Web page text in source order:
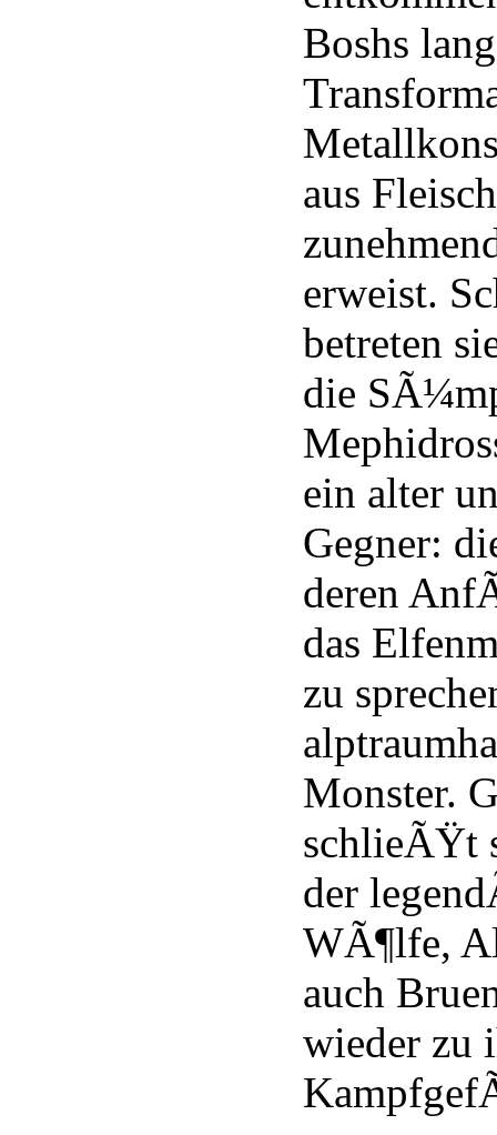
Boshs
aus
erweist.
betreten
die
ein alter
Gegner:
deren
das
zu
Monster.
schlieÃŸt
der
WÃ¶lfe,
auch
wieder zu